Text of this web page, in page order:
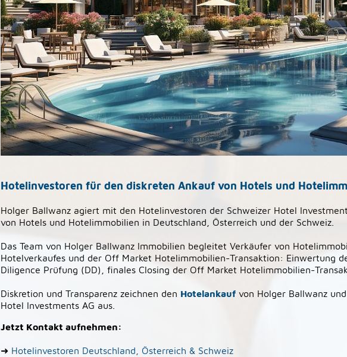
Hotelinvestoren für den diskreten Ankauf von Hotels und
Holger Ballwanz agiert mit den Hotelinvestoren der Schweizer Hotel
von Hotels und Hotelimmobilien in Deutschland, Österreich und der Schweiz.
Das Team von Holger Ballwanz Immobilien begleitet Verkäufer von
Hotelverkaufes und der Off Market Hotelimmobilien-Transaktion: Einwertung
Diligence Prüfung (DD), finales Closing der Off Market Hotelimmobilien-
Diskretion und Transparenz zeichnen den Hotelankauf von Holger Ballwanz
Hotel Investments AG aus.
Jetzt Kontakt aufnehmen:
➜ Hotelinvestoren Deutschland, Österreich & Schweiz